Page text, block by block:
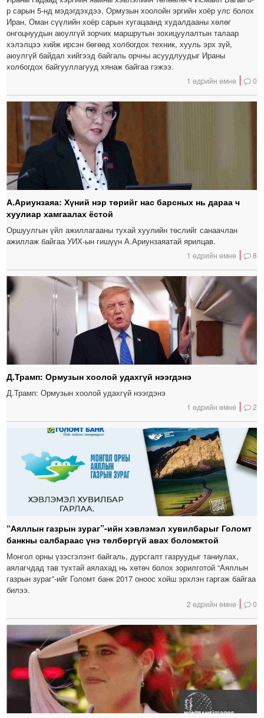
р сарын 5-нд мэдэгдэхдээ, Ормузын хоолойн эргийн хоёр улс болох
Иран, Оман сүүлийн хоёр сарын хугацаанд худалдааны хөлөг
онгоцнуудын аюулгүй зорчих маршрутын зохицуулалтын талаар
хэлэлцээ хийж ирсэн бөгөөд холбогдох техник, хууль эрх зүй,
аюулгүй байдал хийгээд байгаль орчны асуудлуудыг Ираны
холбогдох байгууллагууд хянаж байгаа гэжээ.
1 өдрийн өмнө 0
А.Ариунзаяа: Хүний нэр төрийг нас барсных нь дараа ч
хуулиар хамгаалах ёстой
Оршуулгын үйл ажиллагааны тухай хуулийн төслийг санаачлан
ажиллаж байгаа УИХ-ын гишүүн А.Ариунзаяатай ярилцав.
1 өдрийн өмнө 8
Д.Трамп: Ормузын хоолой удахгүй нээгдэнэ
Д.Трамп: Ормузын хоолой удахгүй нээгдэнэ
1 өдрийн өмнө 2
“Аяллын газрын зураг”-ийн хэвлэмэл хувилбарыг Голомт
банкны салбараас үнэ төлбөргүй авах боломжтой
Монгол орны үзэсгэлэнт байгаль, дурсгалт газруудыг таниулах,
аялагчдад тав тухтай аялахад нь хөтөч болох зорилготой “Аяллын
газрын зураг”-ийг Голомт банк 2017 оноос хойш эрхлэн гаргаж байгаа
билээ.
2 өдрийн өмнө 0